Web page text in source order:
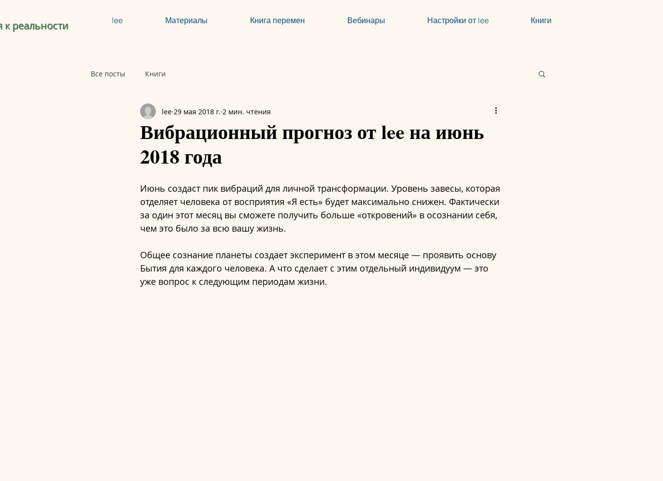
к реальности lee Материалы Книга перемен Вебинары Настройки от lee Книги
Все посты Книги
Вибрационный прогноз от lee на июнь
2018 года
lee 29 мая 2018 г. 2 мин. чтения
Июнь создаст пик вибраций для личной трансформации. Уровень завесы, которая
отделяет человека от восприятия «Я есть» будет максимально снижен. Фактически
за один этот месяц вы сможете получить больше «откровений» в осознании себя,
чем это было за всю вашу жизнь.
Общее сознание планеты создает эксперимент в этом месяце — проявить основу
Бытия для каждого человека. А что сделает с этим отдельный индивидуум — это
уже вопрос к следующим периодам жизни.